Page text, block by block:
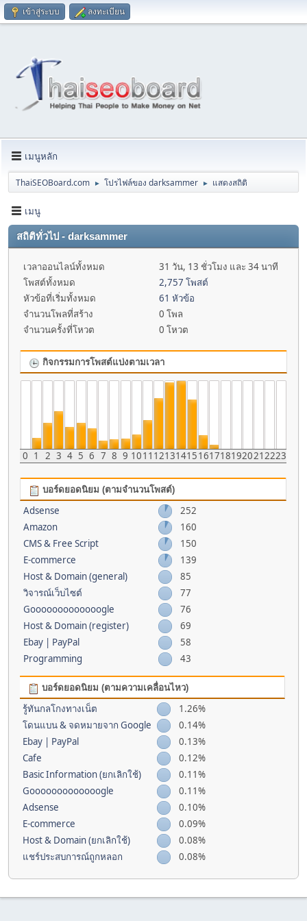
เข้าสู่ระบบ ลงทะเบียน
เมนูหลัก
ThaiSEOBoard.com ► โปรไฟล์ของ darksammer ► แสดงสถิติ
เมนู
สถิติทั่วไป - darksammer
เวลาออนไลน์ทั้งหมด
31 วัน, 13 ชั่วโมง และ 34 นาที
โพสต์ทั้งหมด
2,757 โพสต์
หัวข้อที่เริ่มทั้งหมด
61 หัวข้อ
จำนวนโพลที่สร้าง
0 โพล
จำนวนครั้งที่โหวต
0 โหวต
กิจกรรมการโพสต์แบ่งตามเวลา
0 1 2 3 4 5 6 7 8 9 1011 121314151617181920212223
บอร์ดยอดนิยม (ตามจำนวนโพสต์)
Adsense
252
Amazon
160
CMS & Free Script
150
E-commerce
139
Host & Domain (general)
85
วิจารณ์เว็บไซต์
77
Gooooooooooooogle
76
Host & Domain (register)
69
Ebay | PayPal
58
Programming
43
บอร์ดยอดนิยม (ตามความเคลื่อนไหว)
รู้ทันกลโกงทางเน็ต
1.26%
โดนแบน & จดหมายจาก Google
0.14%
Ebay | PayPal
0.13%
Cafe
0.12%
Basic Information (ยกเลิกใช้)
0.11%
Gooooooooooooogle
0.11%
Adsense
0.10%
E-commerce
0.09%
Host & Domain (ยกเลิกใช้)
0.08%
แชร์ประสบการณ์ถูกหลอก
0.08%